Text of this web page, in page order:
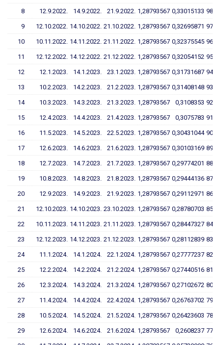
8 12.9.2022. 14.9.2022. 21.9.2022. 1,28793567 0,33015133
9 12.10.2022. 14.10.2022. 21.10.2022. 1,28793567 0,32695871
10 10.11.2022. 14.11.2022. 21.11.2022. 1,28793567 0,32375545
11 12.12.2022. 14.12.2022. 21.12.2022. 1,28793567 0,32054152
12 12.1.2023. 14.1.2023. 23.1.2023. 1,28793567 0,31731687
13 10.2.2023. 14.2.2023. 21.2.2023. 1,28793567 0,31408148
14 10.3.2023. 14.3.2023. 21.3.2023. 1,28793567 0,3108353
15 12.4.2023. 14.4.2023. 21.4.2023. 1,28793567 0,3075783
16 11.5.2023. 14.5.2023. 22.5.2023. 1,28793567 0,30431044
17 12.6.2023. 14.6.2023. 21.6.2023. 1,28793567 0,30103169
18 12.7.2023. 14.7.2023. 21.7.2023. 1,28793567 0,29774201
19 10.8.2023. 14.8.2023. 21.8.2023. 1,28793567 0,29444136
20 12.9.2023. 14.9.2023. 21.9.2023. 1,28793567 0,29112971
21 12.10.2023. 14.10.2023. 23.10.2023. 1,28793567 0,28780703
22 10.11.2023. 14.11.2023. 21.11.2023. 1,28793567 0,28447327
23 12.12.2023. 14.12.2023. 21.12.2023. 1,28793567 0,28112839
24 11.1.2024. 14.1.2024. 22.1.2024. 1,28793567 0,27777237
25 12.2.2024. 14.2.2024. 21.2.2024. 1,28793567 0,27440516
26 12.3.2024. 14.3.2024. 21.3.2024. 1,28793567 0,27102672
27 11.4.2024. 14.4.2024. 22.4.2024. 1,28793567 0,26763702
28 10.5.2024. 14.5.2024. 21.5.2024. 1,28793567 0,26423603
29 12.6.2024. 14.6.2024. 21.6.2024. 1,28793567 0,2608237